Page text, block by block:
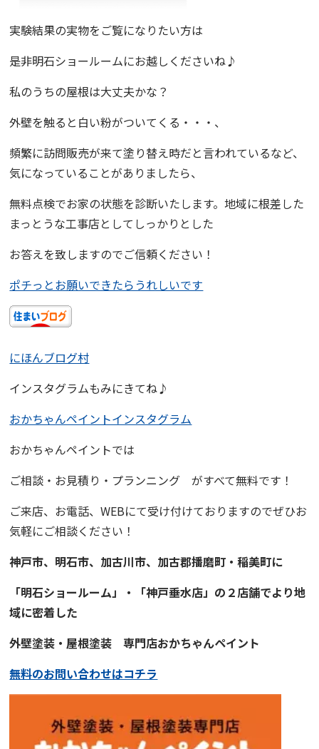
実験結果の実物をご覧になりたい方は
是非明石ショールームにお越しくださいね♪
私のうちの屋根は大丈夫かな？
外壁を触ると白い粉がついてくる・・・、
頻繁に訪問販売が来て塗り替え時だと言われているなど、
気になっていることがありましたら、
無料点検でお家の状態を診断いたします。地域に根差した
まっとうな工事店としてしっかりとした
お答えを致しますのでご信頼ください！
ポチっとお願いできたらうれしいです
にほんブログ村
インスタグラムもみにきてね♪
おかちゃんペイントインスタグラム
おかちゃんペイントでは
ご相談・お見積り・プランニング
がすべて無料です！
ご来店、お電話、WEBにて受け付けておりますのでぜひお
気軽にご相談ください！
神戸市、明石市、加古川市、 加古郡播磨町・稲美町に
「明石ショールーム」・「神戸垂水店」の２店舗でより地
域に密着した
外壁塗装・屋根塗装専門店おかちゃんペイント
無料のお問い合わせはコチラ